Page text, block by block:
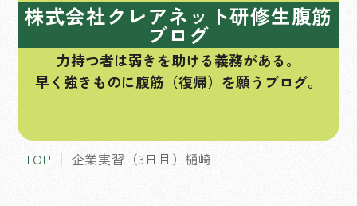
株式会社クレアネット研修生腹筋
ブログ
力持つ者は弱きを助ける義務がある。
早く強きものに腹筋（復帰）を願うブログ。
TOP 企業実習（3日目）樋崎